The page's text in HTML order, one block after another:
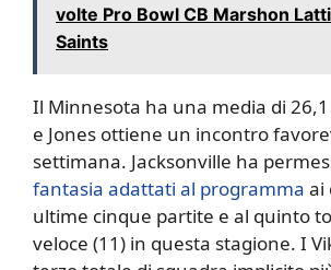
volte Pro Bowl CB Marshon
Saints
Il Minnesota ha una media di
e Jones ottiene un incontro
settimana. Jacksonville ha
fantasia adattati al programma ai
ultime cinque partite e al quinto
veloce (11) in questa stagione. I